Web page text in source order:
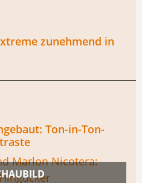
zunehmend in
Ton-in-Ton-